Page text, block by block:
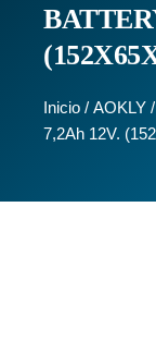
Inicio / AOKLY
7,2Ah 12V.